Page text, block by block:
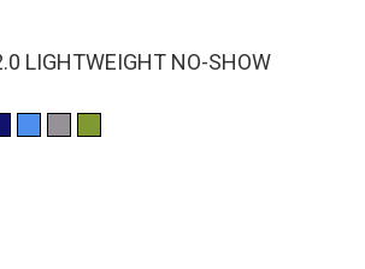
LIGHTWEIGHT NO-SHOW